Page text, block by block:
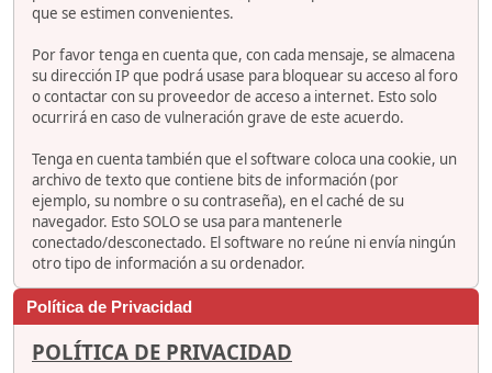
que se estimen convenientes.
Por favor tenga en cuenta que, con cada mensaje, se almacena
su dirección IP que podrá usase para bloquear su acceso al foro
o contactar con su proveedor de acceso a internet. Esto solo
ocurrirá en caso de vulneración grave de este acuerdo.
Tenga en cuenta también que el software coloca una cookie, un
archivo de texto que contiene bits de información (por
ejemplo, su nombre o su contraseña), en el caché de su
navegador. Esto SOLO se usa para mantenerle
conectado/desconectado. El software no reúne ni envía ningún
otro tipo de información a su ordenador.
Política de Privacidad
POLÍTICA DE PRIVACIDAD